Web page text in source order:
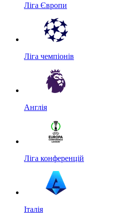
Ліга Європи
Ліга чемпіонів
Англія
Ліга конференцій
Італія